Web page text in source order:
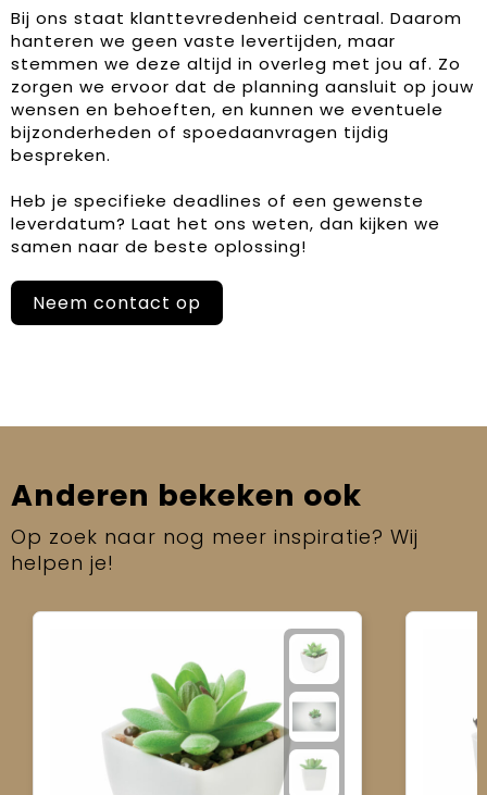
Bij ons staat klanttevredenheid centraal. Daarom
hanteren we geen vaste levertijden, maar
stemmen we deze altijd in overleg met jou af. Zo
zorgen we ervoor dat de planning aansluit op jouw
wensen en behoeften, en kunnen we eventuele
bijzonderheden of spoedaanvragen tijdig
bespreken.
Heb je specifieke deadlines of een gewenste
leverdatum? Laat het ons weten, dan kijken we
samen naar de beste oplossing!
Neem contact op
Anderen bekeken ook
Op zoek naar nog meer inspiratie? Wij
helpen je!